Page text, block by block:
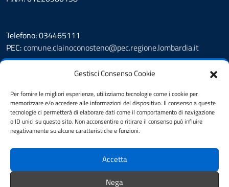
Gestisci Consenso Cookie
Per fornire le migliori esperienze, utilizziamo tecnologie come i cookie per
memorizzare e/o accedere alle informazioni del dispositivo. Il consenso a queste
tecnologie ci permetterà di elaborare dati come il comportamento di navigazione
o ID unici su questo sito. Non acconsentire o ritirare il consenso può influire
negativamente su alcune caratteristiche e funzioni.
Accetta
Nega
Telefono: 034465111
PEC:comune.clainoconosteno@pec.regione.lombardia.it
Prenotazione appuntamento
Segnalazione disservizio
Amministrazione Trasparente
Albo Pretorio
Informativa privacy
Note legali
Dichiarazione di accessibilità